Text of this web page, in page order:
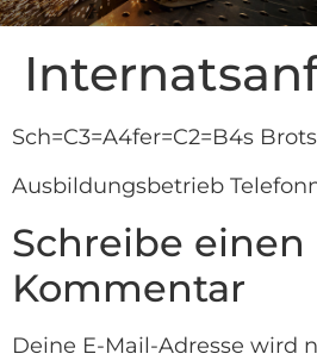
Sch=C3=A4fer=C2=B4s
Ausbildungsbetrieb
Schreibe einen
Kommentar
Deine E-Mail-Adresse wird